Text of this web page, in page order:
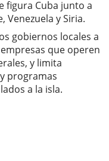
figura Cuba junto a
Venezuela y Siria.
gobiernos locales a
que operen
y limita
programas
a la isla.